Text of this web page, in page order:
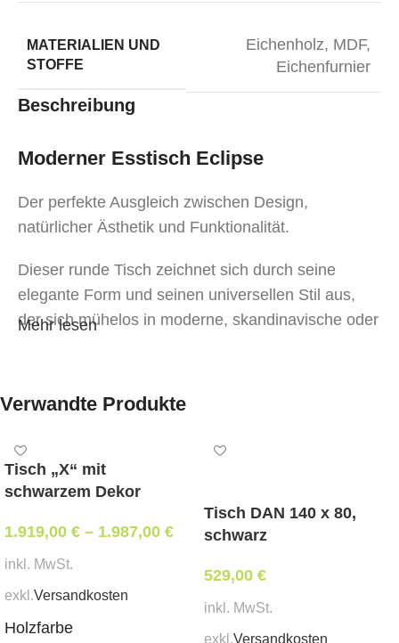
MATERIALIEN UND
STOFFE
Eichenholz, MDF,
Eichenfurnier
Beschreibung
Moderner Esstisch Eclipse
Der perfekte Ausgleich zwischen Design,
natürlicher Ästhetik und Funktionalität.
Dieser runde Tisch zeichnet sich durch seine
elegante Form und seinen universellen Stil aus,
der sich mühelos in moderne, skandinavische oder
Die Beine sind aus massivem Eichenholz
gewährleistet.
Die Tischplatte besteht aus MDF, beschichtet
mit natürlichem Eichenfurnier , das die warme
Textur des Holzes betont.
Dank des praktischen Ausziehmechanismus mit
einer 40 cm langen „Butterfly“-Einlage
der Tisch schnell für Gäste verwandeln. Im
Mehr lesen
Verwandte Produkte
Tisch „X“ mit
schwarzem Dekor
1.919,00 € – 1.987,00 €
inkl. MwSt.
exkl.Versandkosten
Holzfarbe
Tisch DAN 140 x 80,
schwarz
529,00 €
inkl. MwSt.
exkl.Versandkosten